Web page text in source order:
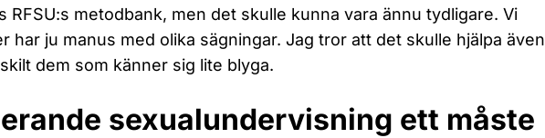
RFSU:s metodbank, men det skulle kunna vara ännu tydligare. Vi
har ju manus med olika sägningar. Jag tror att det skulle hjälpa även
dem som känner sig lite blyga.
sexualundervisning ett måste